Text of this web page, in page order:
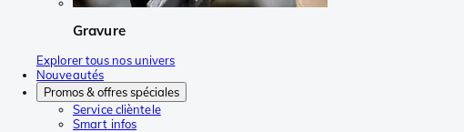
Gravure
Explorer tous nos univers
Nouveautés
Promos & offres spéciales
Service clièntele
Smart infos